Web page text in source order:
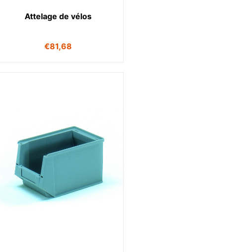
Attelage de vélos
€81,68